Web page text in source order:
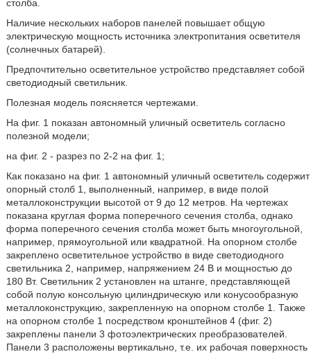
столба.
Наличие нескольких наборов панелей повышает общую
электрическую мощность источника электропитания осветителя
(солнечных батарей).
Предпочтительно осветительное устройство представляет собой
светодиодный светильник.
Полезная модель поясняется чертежами.
На фиг. 1 показан автономный уличный осветитель согласно
полезной модели;
на фиг. 2 - разрез по 2-2 на фиг. 1;
Как показано на фиг. 1 автономный уличный осветитель содержит
опорный столб 1, выполненный, например, в виде полой
металлоконструкции высотой от 9 до 12 метров. На чертежах
показана круглая форма поперечного сечения столба, однако
форма поперечного сечения столба может быть многоугольной,
например, прямоугольной или квадратной. На опорном столбе
закреплено осветительное устройство в виде светодиодного
светильника 2, например, напряжением 24 В и мощностью до
180 Вт. Светильник 2 установлен на штанге, представляющей
собой полую консольную цилиндрическую или конусообразную
металлоконструкцию, закрепленную на опорном столбе 1. Также
на опорном столбе 1 посредством кронштейнов 4 (фиг. 2)
закреплены панели 3 фотоэлектрических преобразователей.
Панели 3 расположены вертикально, т.е. их рабочая поверхность